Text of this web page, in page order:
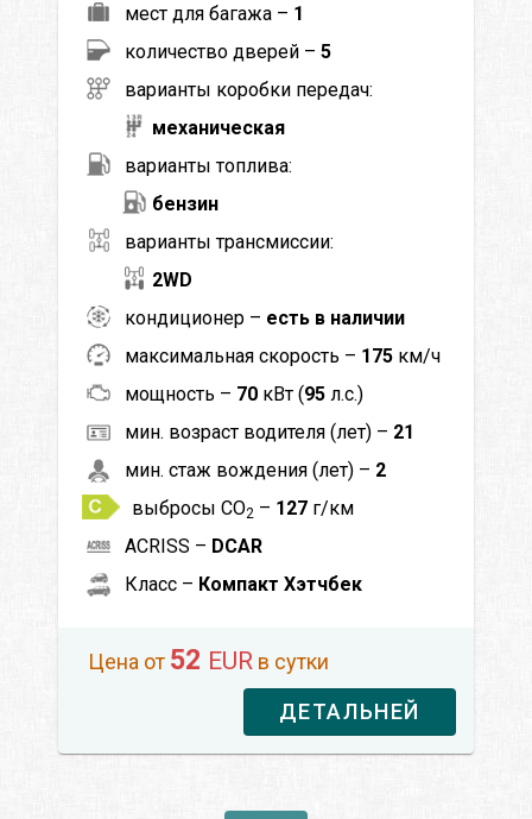
мест для багажа – 1
количество дверей – 5
варианты коробки передач:
механическая
варианты топлива:
бензин
варианты трансмиссии:
2WD
кондиционер – есть в наличии
максимальная скорость – 175 км/ч
мощность – 70 кВт (95 л.с.)
мин. возраст водителя (лет) – 21
мин. стаж вождения (лет) – 2
выбросы CO2 – 127 г/км
ACRISS – DCAR
Класс – Компакт Хэтчбек
Цена от 52 EUR в сутки
ДЕТАЛЬНЕЙ